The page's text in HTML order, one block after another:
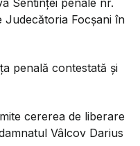
Focşani în
penală contestată şi
cererea de liberare
Vâlcov Darius